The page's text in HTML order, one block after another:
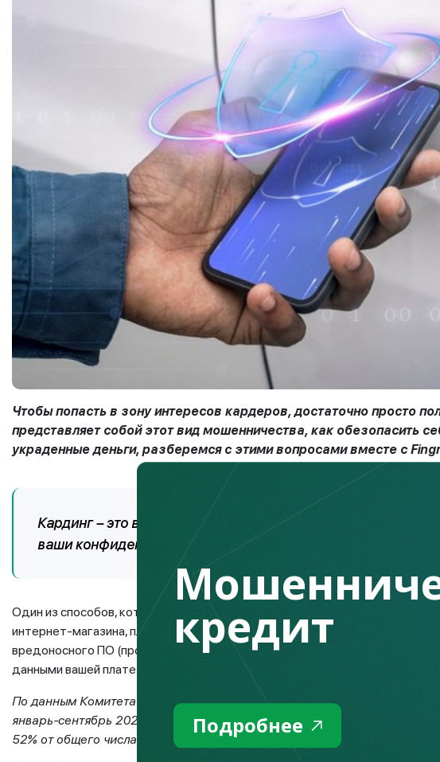
Чтобы попасть в зону интересов кардеров, достаточно просто
представляет собой этот вид мошенничества, как обезопасить
украденные деньги, разберемся с этими вопросами вместе с
Кардинг – это вид мошенничества, при котором
ваши конфиденциальные данные, снимают деньги со
Один из способов, который используют мошенники для получения
интернет-магазина, платежных и расчетных систем. С помощью программ
вредоносного ПО (программного обеспечения) хакеры могут завладеть
данными вашей платежной карты.
По данным Комитета по правовой статистике и специальным учетам
январь-сентябрь 2021 года зарегистрировано свыше 16,6 тыс. случаев
52% от общего числа правонарушений.
кредит
Подробнее